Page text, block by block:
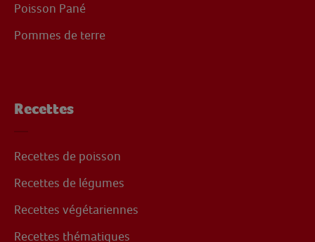
Poisson Pané
Pommes de terre
Recettes
Recettes de poisson
Recettes de légumes
Recettes végétariennes
Recettes thématiques